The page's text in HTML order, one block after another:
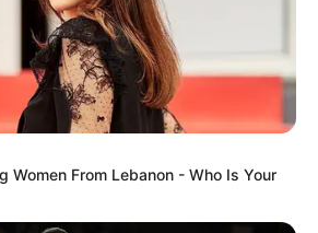
Women From Lebanon - Who Is Your